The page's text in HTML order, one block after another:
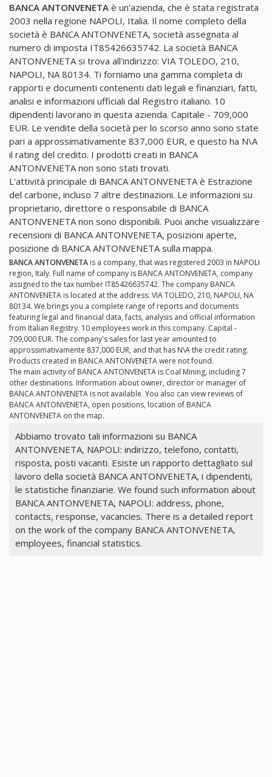
BANCA ANTONVENETA è un'azienda, che è stata registrata
2003 nella regione NAPOLI, Italia. Il nome completo della
società è BANCA ANTONVENETA, società assegnata al
numero di imposta IT85426635742. La società BANCA
ANTONVENETA si trova all'indirizzo: VIA TOLEDO, 210,
NAPOLI, NA 80134. Ti forniamo una gamma completa di
rapporti e documenti contenenti dati legali e finanziari, fatti,
analisi e informazioni ufficiali dal Registro italiano. 10
dipendenti lavorano in questa azienda. Capitale - 709,000
EUR. Le vendite della società per lo scorso anno sono state
pari a approssimativamente 837,000 EUR, e questo ha N\A
il rating del credito. I prodotti creati in BANCA
ANTONVENETA non sono stati trovati.
L'attività principale di BANCA ANTONVENETA è Estrazione
del carbone, incluso 7 altre destinazioni. Le informazioni su
proprietario, direttore o responsabile di BANCA
ANTONVENETA non sono disponibili. Puoi anche visualizzare
recensioni di BANCA ANTONVENETA, posizioni aperte,
posizione di BANCA ANTONVENETA sulla mappa.
BANCA ANTONVENETA is a company, that was registered 2003 in NAPOLI
region, Italy. Full name of company is BANCA ANTONVENETA, company
assigned to the tax number IT85426635742. The company BANCA
ANTONVENETA is located at the address: VIA TOLEDO, 210, NAPOLI, NA
80134. We brings you a complete range of reports and documents
featuring legal and financial data, facts, analysis and official information
from Italian Registry. 10 employees work in this company. Capital -
709,000 EUR. The company's sales for last year amounted to
approssimativamente 837,000 EUR, and that has N\A the credit rating.
Products created in BANCA ANTONVENETA were not found.
The main activity of BANCA ANTONVENETA is Coal Mining, including 7
other destinations. Information about owner, director or manager of
BANCA ANTONVENETA is not available. You also can view reviews of
BANCA ANTONVENETA, open positions, location of BANCA
ANTONVENETA on the map.
Abbiamo trovato tali informazioni su BANCA
ANTONVENETA, NAPOLI: indirizzo, telefono, contatti,
risposta, posti vacanti. Esiste un rapporto dettagliato sul
lavoro della società BANCA ANTONVENETA, i dipendenti,
le statistiche finanziarie. We found such information about
BANCA ANTONVENETA, NAPOLI: address, phone,
contacts, response, vacancies. There is a detailed report
on the work of the company BANCA ANTONVENETA,
employees, financial statistics.